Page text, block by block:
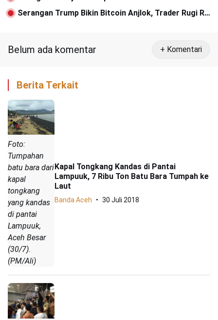
Serangan Trump Bikin Bitcoin Anjlok, Trader Rugi Rp
Belum ada komentar + Komentari
Berita Terkait
Foto:
Tumpahan
batu bara dari
kapal
tongkang
yang kandas
di pantai
Lampuuk,
Aceh Besar
(30/7).
(PM/Ali)
Kapal Tongkang Kandas di Pantai
Lampuuk, 7 Ribu Ton Batu Bara Tumpah ke
Laut
Banda Aceh 30 Juli 2018